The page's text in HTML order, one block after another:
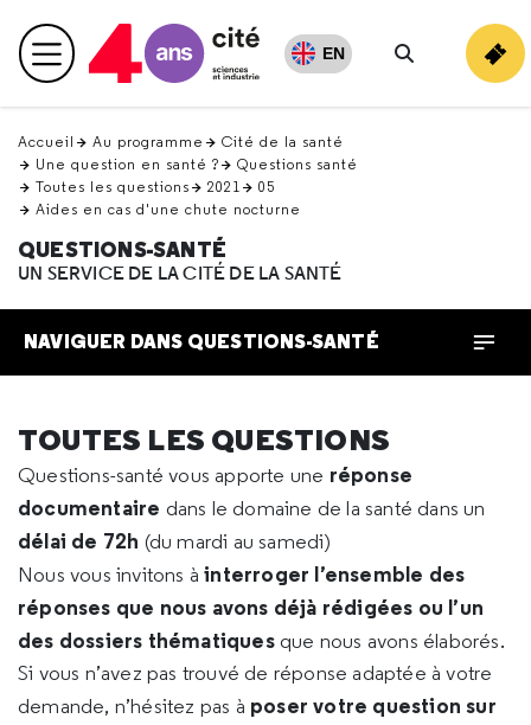
en
haut Menu principal EN
Rechercher
Accueil Au programme
Cité de la santé
Une question en santé ?
Questions santé
Toutes les questions
2021
05
Aides en cas d'une chute nocturne
QUESTIONS-SANTÉ
UN SERVICE DE LA CITÉ DE LA SANTÉ
NAVIGUER DANS QUESTIONS-SANTÉ
TOUTES LES QUESTIONS
Questions-santé vous apporte une réponse
documentaire dans le domaine de la santé dans un
délai de 72h (du mardi au samedi)
Nous vous invitons àinterroger l’ensemble des
réponses que nous avons déjà rédigées ou l’un
des dossiers thématiques que nous avons élaborés.
Si vous n’avez pas trouvé de réponse adaptée à votre
demande, n’hésitez pas à poser votre question sur